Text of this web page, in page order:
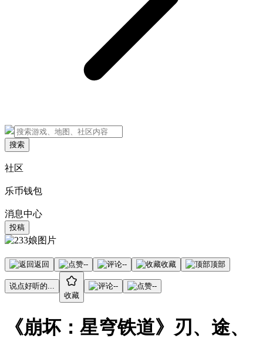
搜索
社区
乐币钱包
消息中心
投稿
返回 -- -- 收藏 顶部
说点好听的...
收藏
-- --
《崩坏：星穹铁道》刃、途、